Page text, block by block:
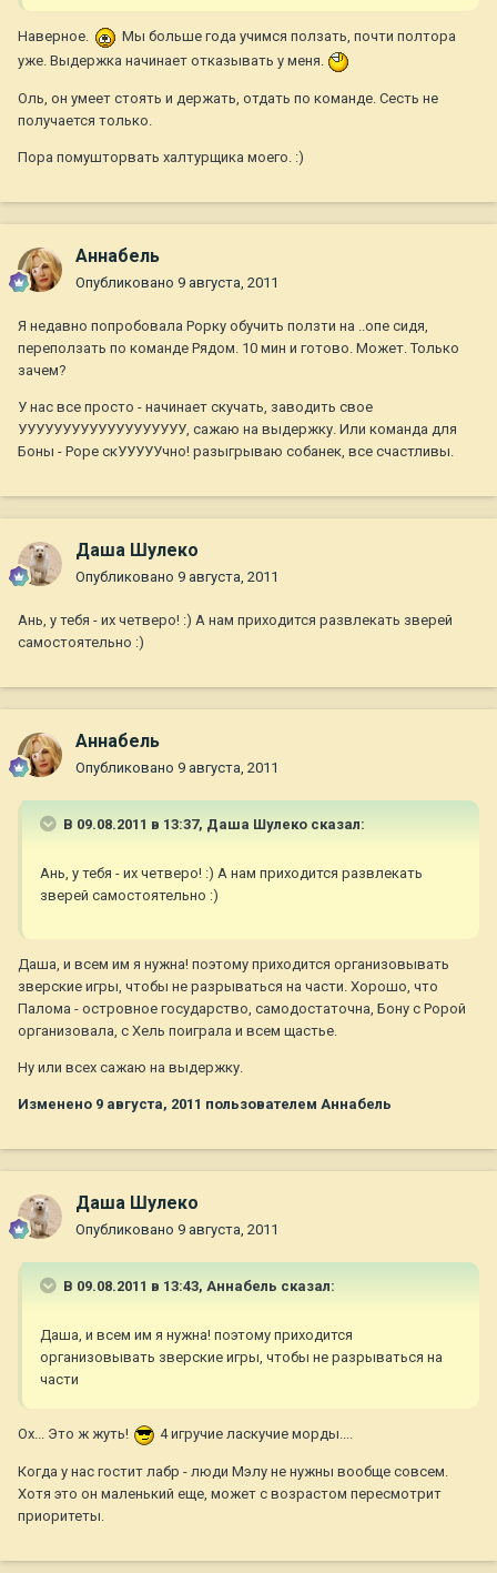
Наверное.
Мы больше года учимся ползать, почти полтора
уже. Выдержка начинает отказывать у меня.
Оль, он умеет стоять и держать, отдать по команде. Сесть не
получается только.
Пора помушторвать халтурщика моего. :)
Aннaбель
Опубликовано 9 августа, 2011
Я недавно попробовала Рорку обучить ползти на ..опе сидя,
переползать по команде Рядом. 10 мин и готово. Может. Только
зачем?
У нас все просто - начинает скучать, заводить свое
УУУУУУУУУУУУУУУУУУУ, сажаю на выдержку. Или команда для
Боны - Роре скУУУУУчно! разыгрываю собанек, все счастливы.
Даша Шулеко
Опубликовано 9 августа, 2011
Ань, у тебя - их четверо! :) А нам приходится развлекать зверей
самостоятельно :)
Aннaбель
Опубликовано 9 августа, 2011
В 09.08.2011 в 13:37, Даша Шулеко сказал:
Ань, у тебя - их четверо! :) А нам приходится развлекать
зверей самостоятельно :)
Даша, и всем им я нужна! поэтому приходится организовывать
зверские игры, чтобы не разрываться на части. Хорошо, что
Палома - островное государство, самодостаточна, Бону с Ророй
организовала, с Хель поиграла и всем щастье.
Ну или всех сажаю на выдержку.
Изменено 9 августа, 2011 пользователем Aннaбель
Даша Шулеко
Опубликовано 9 августа, 2011
В 09.08.2011 в 13:43, Aннaбель сказал:
Даша, и всем им я нужна! поэтому приходится
организовывать зверские игры, чтобы не разрываться на
части
Ох... Это ж жуть! 4 игручие ласкучие морды....
Когда у нас гостит лабр - люди Мэлу не нужны вообще совсем.
Хотя это он маленький еще, может с возрастом пересмотрит
приоритеты.